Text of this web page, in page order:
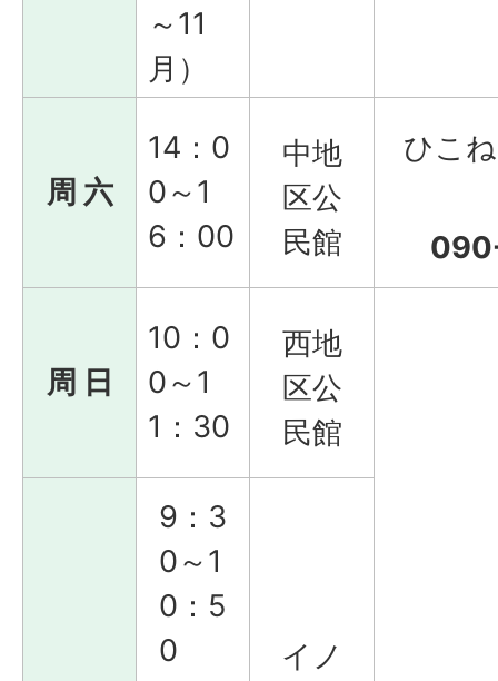
～11
月）
周 六
14：0
0～1
6：00
中地
区公
民館
ひこ
周 日
10：0
0～1
1：30
西地
区公
民館
9：3
0～1
0：5
0
イノ